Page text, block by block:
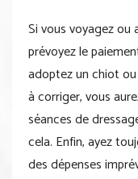
Si vous voyagez ou
prévoyez le
adoptez un chiot
à corriger, vous
séances de
cela. Enfin, ayez
des dépenses